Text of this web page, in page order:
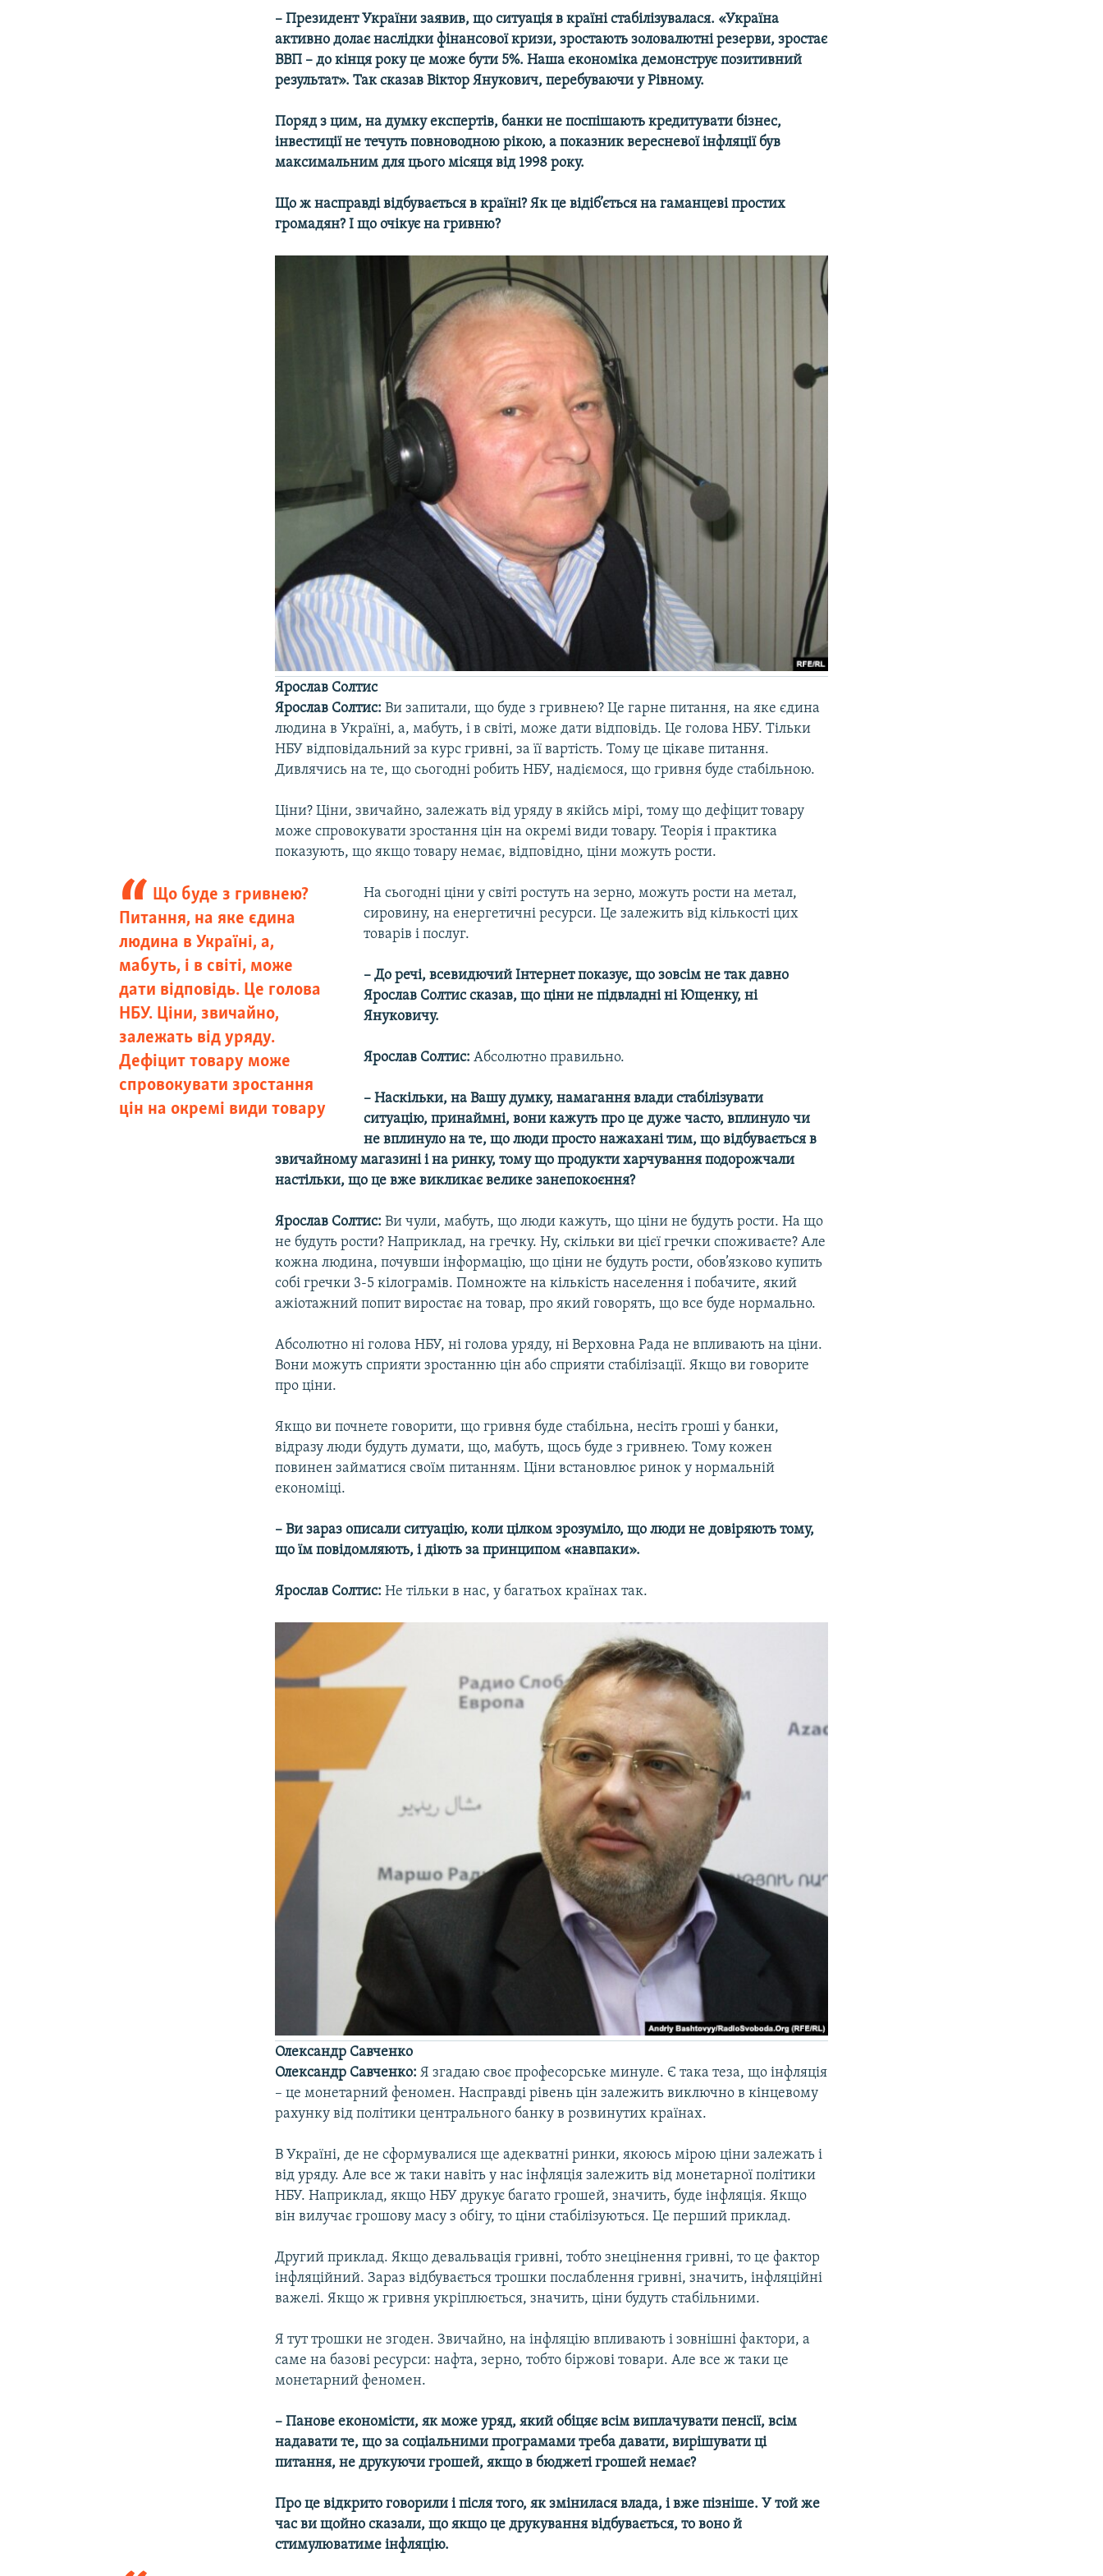
– Президент України заявив, що ситуація в країні стабілізувалася. «Україна
активно долає наслідки фінансової кризи, зростають золовалютні резерви, зростає
ВВП – до кінця року це може бути 5%. Наша економіка демонструє позитивний
результат». Так сказав Віктор Янукович, перебуваючи у Рівному.
Поряд з цим, на думку експертів, банки не поспішають кредитувати бізнес,
інвестиції не течуть повноводною рікою, а показник вересневої інфляції був
максимальним для цього місяця від 1998 року.
Що ж насправді відбувається в країні? Як це відіб’ється на гаманцеві простих
громадян? І що очікує на гривню?
Ярослав Солтис
Ярослав Солтис:Ви запитали, що буде з гривнею? Це гарне питання, на яке єдина
людина в Україні, а, мабуть, і в світі, може дати відповідь. Це голова НБУ. Тільки
НБУ відповідальний за курс гривні, за її вартість. Тому це цікаве питання.
Дивлячись на те, що сьогодні робить НБУ, надіємося, що гривня буде стабільною.
Ціни? Ціни, звичайно, залежать від уряду в якійсь мірі, тому що дефіцит товару
може спровокувати зростання цін на окремі види товару. Теорія і практика
показують, що якщо товару немає, відповідно, ціни можуть рости.
Що буде з гривнею?
Питання, на яке єдина
людина в Україні, а,
мабуть, і в світі, може
дати відповідь. Це голова
НБУ. Ціни, звичайно,
залежать від уряду.
Дефіцит товару може
спровокувати зростання
цін на окремі види товару
На сьогодні ціни у світі ростуть на зерно, можуть рости на метал,
сировину, на енергетичні ресурси. Це залежить від кількості цих
товарів і послуг.
– До речі, всевидючий Інтернет показує, що зовсім не так давно
Ярослав Солтис сказав, що ціни не підвладні ні Ющенку, ні
Януковичу.
Ярослав Солтис: Абсолютно правильно.
– Наскільки, на Вашу думку, намагання влади стабілізувати
ситуацію, принаймні, вони кажуть про це дуже часто, вплинуло чи
не вплинуло на те, що люди просто нажахані тим, що відбувається в
звичайному магазині і на ринку, тому що продукти харчування подорожчали
настільки, що це вже викликає велике занепокоєння?
Ярослав Солтис:Ви чули, мабуть, що люди кажуть, що ціни не будуть рости. На що
не будуть рости? Наприклад, на гречку. Ну, скільки ви цієї гречки споживаєте? Але
кожна людина, почувши інформацію, що ціни не будуть рости, обов’язково купить
собі гречки 3-5 кілограмів. Помножте на кількість населення і побачите, який
ажіотажний попит виростає на товар, про який говорять, що все буде нормально.
Абсолютно ні голова НБУ, ні голова уряду, ні Верховна Рада не впливають на ціни.
Вони можуть сприяти зростанню цін або сприяти стабілізації. Якщо ви говорите
про ціни.
Якщо ви почнете говорити, що гривня буде стабільна, несіть гроші у банки,
відразу люди будуть думати, що, мабуть, щось буде з гривнею. Тому кожен
повинен займатися своїм питанням. Ціни встановлює ринок у нормальній
економіці.
– Ви зараз описали ситуацію, коли цілком зрозуміло, що люди не довіряють тому,
що їм повідомляють, і діють за принципом «навпаки».
Ярослав Солтис: Не тільки в нас, у багатьох країнах так.
Олександр Савченко
Олександр Савченко:Я згадаю своє професорське минуле. Є така теза, що інфляція
– це монетарний феномен. Насправді рівень цін залежить виключно в кінцевому
рахунку від політики центрального банку в розвинутих країнах.
В Україні, де не сформувалися ще адекватні ринки, якоюсь мірою ціни залежать і
від уряду. Але все ж таки навіть у нас інфляція залежить від монетарної політики
НБУ. Наприклад, якщо НБУ друкує багато грошей, значить, буде інфляція. Якщо
він вилучає грошову масу з обігу, то ціни стабілізуються. Це перший приклад.
Другий приклад. Якщо девальвація гривні, тобто знецінення гривні, то це фактор
інфляційний. Зараз відбувається трошки послаблення гривні, значить, інфляційні
важелі. Якщо ж гривня укріплюється, значить, ціни будуть стабільними.
Я тут трошки не згоден. Звичайно, на інфляцію впливають і зовнішні фактори, а
саме на базові ресурси: нафта, зерно, тобто біржові товари. Але все ж таки це
монетарний феномен.
– Панове економісти, як може уряд, який обіцяє всім виплачувати пенсії, всім
надавати те, що за соціальними програмами треба давати, вирішувати ці
питання, не друкуючи грошей, якщо в бюджеті грошей немає?
Про це відкрито говорили і після того, як змінилася влада, і вже пізніше. У той же
час ви щойно сказали, що якщо це друкування відбувається, то воно й
стимулюватиме інфляцію.